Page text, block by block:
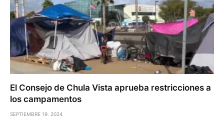
El Consejo de Chula Vista aprueba restricciones a
los campamentos
SEPTIEMBRE 19, 2024